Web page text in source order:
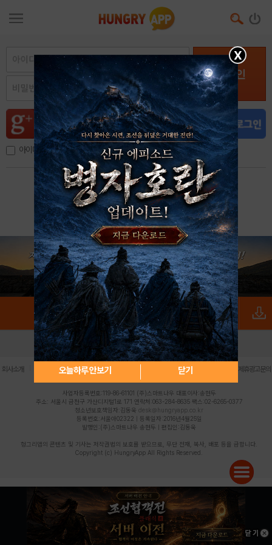
로그인
아이디, 이메일 저장
아이디 / 비밀번호 찾기 회원가입
X
오늘하루 안보기 닫기
로그인 PC버전 전체앱
회사소개 | 개인정보 처리방침 불법촬영물 신고센터 제휴광고문의
사업자등록번호:119-86-61101 (주)스마트나우 대표이사:송현두
주소: 서울시 금천구 가산디지털1로 171 연락처:063-284-8635 팩스:02-6265-0377
청소년보호책임자:김동욱 desk@hungryapp.co.kr
등록번호:서울아02322 | 등록일자:2016년4월25일
발행인:(주)스마트나우 송현두 | 편집인:김동욱
헝그리앱의 콘텐츠 및 기사는 저작권법의 보호를 받으므로, 무단 전재, 복사, 배포 등을 금합니다.
Copyright (c) HungryApp All Rights Reserved.